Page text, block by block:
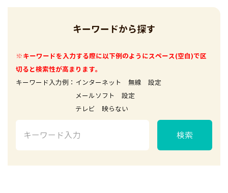
キーワードから探す
※キーワードを入力する際に以下例のようにスペース(空白)で区
切ると検索性が高まります。
キーワード入力例：インターネット 無線 設定
メールソフト 設定
テレビ 映らない
検索